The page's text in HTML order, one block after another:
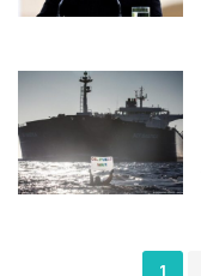
1